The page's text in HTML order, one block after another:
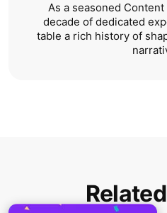
As a seasoned
decade of dedicated
table a rich history of